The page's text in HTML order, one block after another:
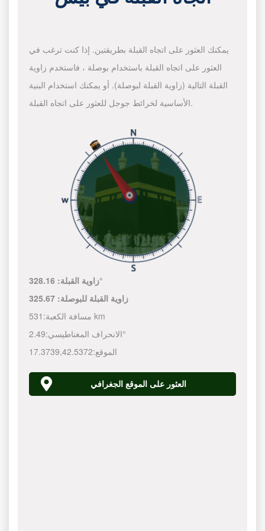
يمكنك العثور على اتجاه القبلة بطريقتين. إذا كنت ترغب في
العثور على اتجاه القبلة باستخدام بوصلة ، فاستخدم زاوية
القبلة التالية (زاوية القبلة لبوصلة). أو يمكنك استخدام البنية
الأساسية لخرائط جوجل للعثور على اتجاه القبلة.
زاوية القبلة:328.16°
زاوية القبلة للبوصلة: 325.67
مسافة الكعبة: 531 km
الانحراف المغناطيسي:2.49°
الموقع:
17.3739,42.5372
العثور على الموقع الجغرافي